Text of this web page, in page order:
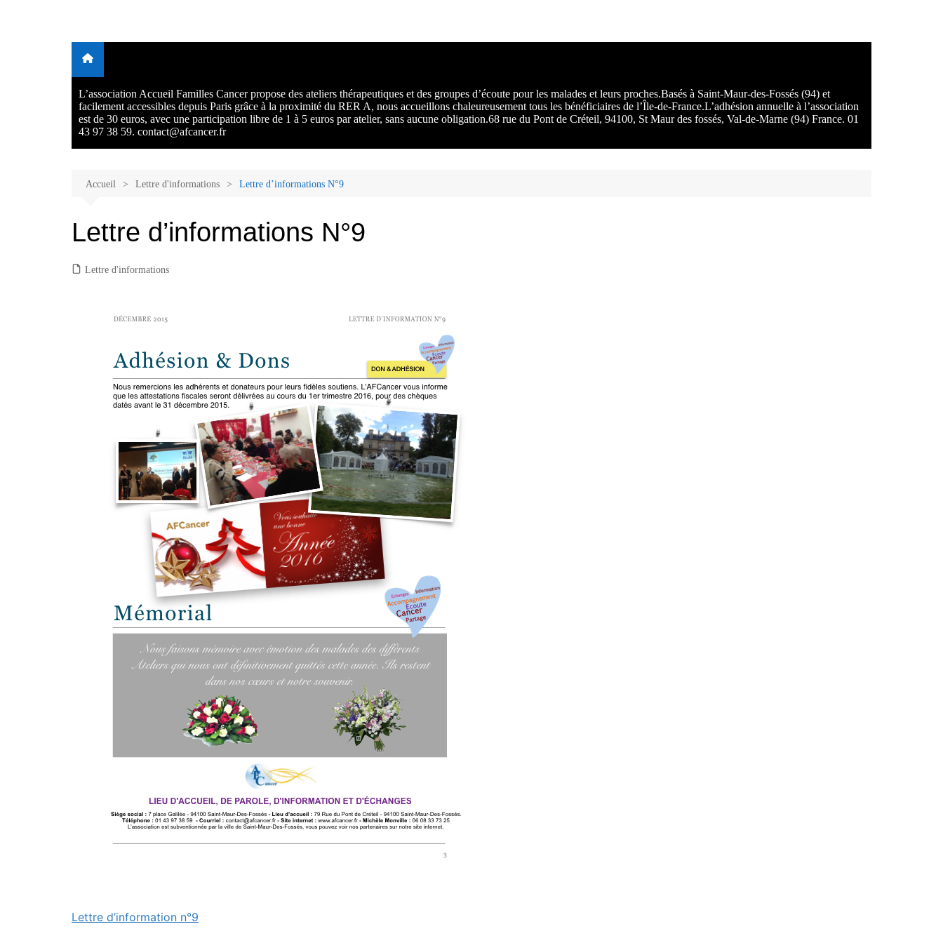
avec et après le cancer
Ecoute thérapeutique, sophrologie, sport adapté, art thérapie,
musico thérapie… . L'adhésion annuelle est de 30 euros avec une
participation libre de 1 à 5 euros par atelier sans obligation.
L’association Accueil Familles Cancer propose des ateliers thérapeutiques et des groupes d’écoute pour les malades et leurs proches.Basés à Saint-Maur-des-Fossés (94) et
facilement accessibles depuis Paris grâce à la proximité du RER A, nous accueillons chaleureusement tous les bénéficiaires de l’Île-de-France.L’adhésion annuelle à l’association
est de 30 euros, avec une participation libre de 1 à 5 euros par atelier, sans aucune obligation.68 rue du Pont de Créteil, 94100, St Maur des fossés, Val-de-Marne (94) France. 01
43 97 38 59. contact@afcancer.fr
Accueil Lettre d'informations Lettre d’informations N°9
Lettre d’informations N°9
Lettre d'informations
Lettre d’information n°9